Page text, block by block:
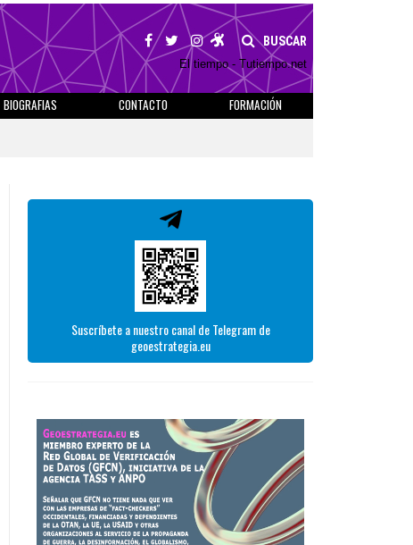
BUSCAR
El tiempo - Tutiempo.net
BIOGRAFIAS CONTACTO
FORMACIÓN
Suscríbete a nuestro canal de Telegram de
geoestrategia.eu